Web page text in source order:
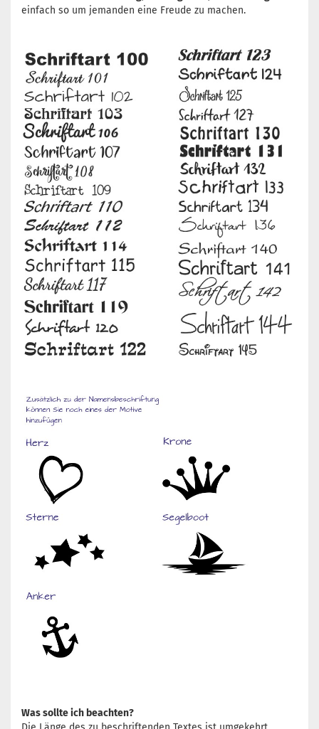
einfach so um jemanden eine Freude zu machen.
Was sollte ich beachten?